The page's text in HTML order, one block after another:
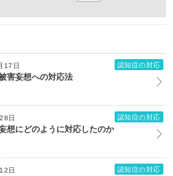
17日 認知症の対応
害妄想への対応法
日 認知症の対応
想にどのように対応したのか
日 認知症の対応